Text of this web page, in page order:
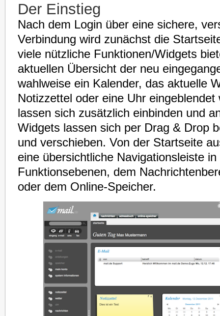
Der Einstieg
Nach dem Login über eine sichere,
Verbindung wird zunächst die
viele nützliche Funktionen/Widgets
aktuellen Übersicht der neu
wahlweise ein Kalender, das aktuelle
Notizzettel oder eine Uhr
lassen sich zusätzlich einbinden und
Widgets lassen sich per Drag & Drop
und verschieben. Von der Startseite
eine übersichtliche Navigationsleiste
Funktionsebenen, dem
oder dem Online-Speicher.